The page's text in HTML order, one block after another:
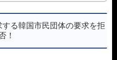
る韓国市民団体の要求を拒
！